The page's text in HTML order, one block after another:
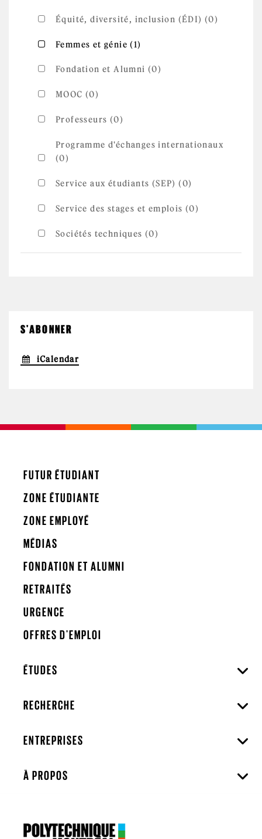
Équité, diversité, inclusion (ÉDI) (0)
Apply Femmes et génie filter
Femmes et génie (1)
Fondation et Alumni (0)
MOOC (0)
Professeurs (0)
Programme d'échanges internationaux
(0)
Service aux étudiants (SEP) (0)
Service des stages et emplois (0)
Sociétés techniques (0)
S'ABONNER
iCalendar
FUTUR ÉTUDIANT
ZONE ÉTUDIANTE
ZONE EMPLOYÉ
MÉDIAS
FONDATION ET ALUMNI
RETRAITÉS
URGENCE
OFFRES D'EMPLOI
ÉTUDES
RECHERCHE
ENTREPRISES
À PROPOS